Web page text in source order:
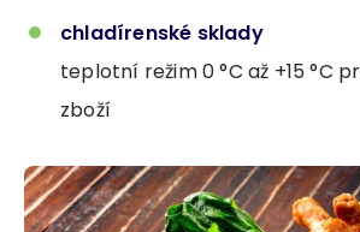
chladírenské sklady
teplotní režim 0 °C až +15 °C
zboží